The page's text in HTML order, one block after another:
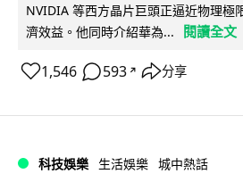
NVIDIA 等西方晶片巨頭正逼近物理極
濟效益。他同時介紹華為...
閱讀全文
1,546 593 ↗ 分享
科技娛樂 生活娛樂 城中熱話